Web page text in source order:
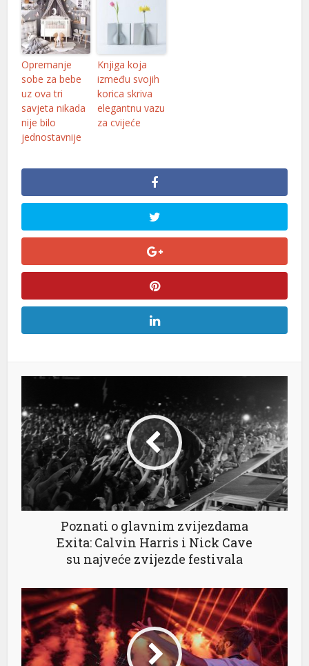
Opremanje
sobe za bebe
uz ova tri
savjeta nikada
nije bilo
jednostavnije
Knjiga koja
između svojih
korica skriva
elegantnu vazu
za cvijeće
Poznati o glavnim zvijezdama
Exita: Calvin Harris i Nick Cave
su najveće zvijezde festivala